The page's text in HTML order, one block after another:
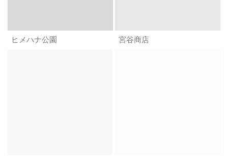
ヒメハナ公園 宮谷商店